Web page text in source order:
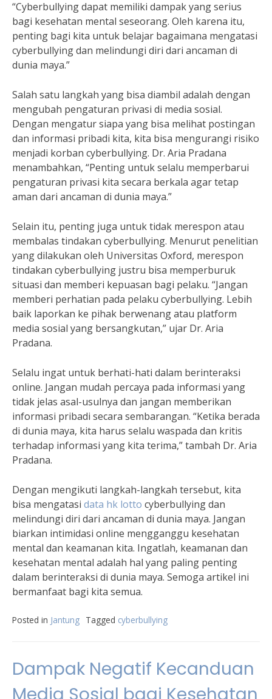
“Cyberbullying dapat memiliki dampak yang serius
bagi kesehatan mental seseorang. Oleh karena itu,
penting bagi kita untuk belajar bagaimana mengatasi
cyberbullying dan melindungi diri dari ancaman di
dunia maya.”
Salah satu langkah yang bisa diambil adalah dengan
mengubah pengaturan privasi di media sosial.
Dengan mengatur siapa yang bisa melihat postingan
dan informasi pribadi kita, kita bisa mengurangi risiko
menjadi korban cyberbullying. Dr. Aria Pradana
menambahkan, “Penting untuk selalu memperbarui
pengaturan privasi kita secara berkala agar tetap
aman dari ancaman di dunia maya.”
Selain itu, penting juga untuk tidak merespon atau
membalas tindakan cyberbullying. Menurut penelitian
yang dilakukan oleh Universitas Oxford, merespon
tindakan cyberbullying justru bisa memperburuk
situasi dan memberi kepuasan bagi pelaku. “Jangan
memberi perhatian pada pelaku cyberbullying. Lebih
baik laporkan ke pihak berwenang atau platform
media sosial yang bersangkutan,” ujar Dr. Aria
Pradana.
Selalu ingat untuk berhati-hati dalam berinteraksi
online. Jangan mudah percaya pada informasi yang
tidak jelas asal-usulnya dan jangan memberikan
informasi pribadi secara sembarangan. “Ketika berada
di dunia maya, kita harus selalu waspada dan kritis
terhadap informasi yang kita terima,” tambah Dr. Aria
Pradana.
Dengan mengikuti langkah-langkah tersebut, kita
bisa mengatasi data hk lotto cyberbullying dan
melindungi diri dari ancaman di dunia maya. Jangan
biarkan intimidasi online mengganggu kesehatan
mental dan keamanan kita. Ingatlah, keamanan dan
kesehatan mental adalah hal yang paling penting
dalam berinteraksi di dunia maya. Semoga artikel ini
bermanfaat bagi kita semua.
Posted in Jantung Tagged cyberbullying
Dampak Negatif Kecanduan